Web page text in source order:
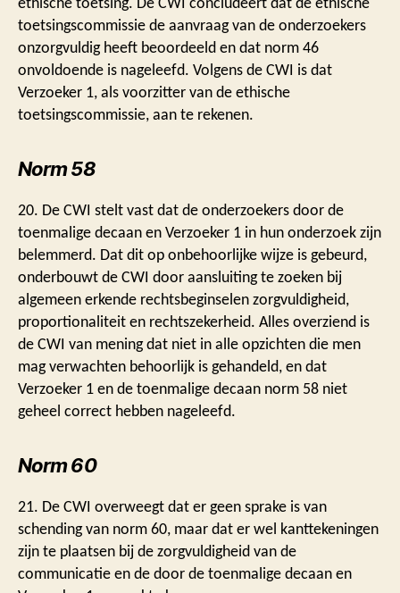
toetsingscommissie de aanvraag van de onderzoekers
onzorgvuldig heeft beoordeeld en dat norm 46
onvoldoende is nageleefd. Volgens de CWI is dat
Verzoeker 1, als voorzitter van de ethische
toetsingscommissie, aan te rekenen.
Norm 58
20. De CWI stelt vast dat de onderzoekers door de
toenmalige decaan en Verzoeker 1 in hun onderzoek zijn
belemmerd. Dat dit op onbehoorlijke wijze is gebeurd,
onderbouwt de CWI door aansluiting te zoeken bij
algemeen erkende rechtsbeginselen zorgvuldigheid,
proportionaliteit en rechtszekerheid. Alles overziend is
de CWI van mening dat niet in alle opzichten die men
mag verwachten behoorlijk is gehandeld, en dat
Verzoeker 1 en de toenmalige decaan norm 58 niet
geheel correct hebben nageleefd.
Norm 60
21. De CWI overweegt dat er geen sprake is van
schending van norm 60, maar dat er wel kanttekeningen
zijn te plaatsen bij de zorgvuldigheid van de
communicatie en de door de toenmalige decaan en